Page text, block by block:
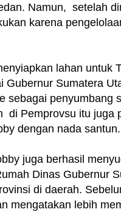
Namun, setelah
karena
lahan untuk
Gubernur Sumatera
sebagai
di Pemprovsu itu juga
dengan nada santun.
juga berhasil
Dinas Gubernur
di daerah.
mengatakan lebih